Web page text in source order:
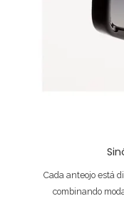
Cada anteojo está
combinando